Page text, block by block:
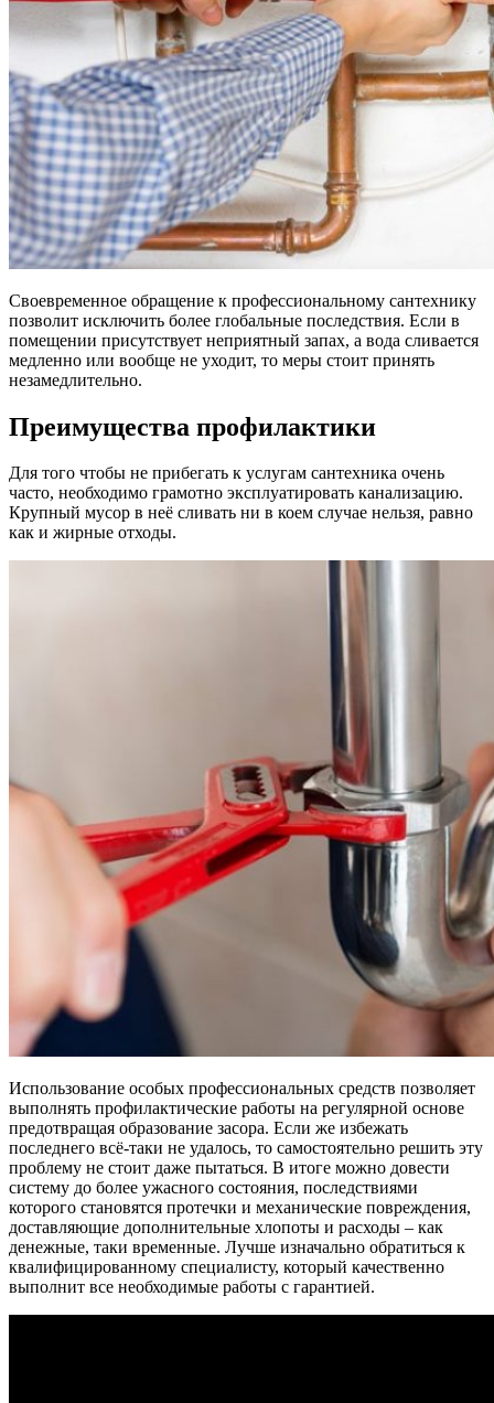
Своевременное обращение к профессиональному сантехнику
позволит исключить более глобальные последствия. Если в
помещении присутствует неприятный запах, а вода сливается
медленно или вообще не уходит, то меры стоит принять
незамедлительно.
Преимущества профилактики
Для того чтобы не прибегать к услугам сантехника очень
часто, необходимо грамотно эксплуатировать канализацию.
Крупный мусор в неё сливать ни в коем случае нельзя, равно
как и жирные отходы.
Использование особых профессиональных средств позволяет
выполнять профилактические работы на регулярной основе
предотвращая образование засора. Если же избежать
последнего всё-таки не удалось, то самостоятельно решить эту
проблему не стоит даже пытаться. В итоге можно довести
систему до более ужасного состояния, последствиями
которого становятся протечки и механические повреждения,
доставляющие дополнительные хлопоты и расходы – как
денежные, таки временные. Лучше изначально обратиться к
квалифицированному специалисту, который качественно
выполнит все необходимые работы с гарантией.